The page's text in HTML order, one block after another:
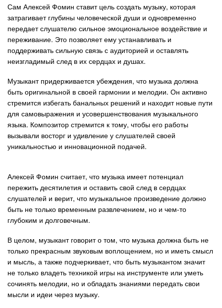
Сам Алексей Фомин ставит цель создать музыку, которая
затрагивает глубины человеческой души и одновременно
передает слушателю сильное эмоциональное воздействие и
переживание. Это позволяет ему устанавливать и
поддерживать сильную связь с аудиторией и оставлять
неизгладимый след в их сердцах и душах.
Музыкант придерживается убеждения, что музыка должна
быть оригинальной в своей гармонии и мелодии. Он активно
стремится избегать банальных решений и находит новые пути
для самовыражения и усовершенствования музыкального
языка. Композитор стремится к тому, чтобы его работы
вызывали восторг и удивление у слушателей своей
уникальностью и инновационной подачей.
Алексей Фомин считает, что музыка имеет потенциал
пережить десятилетия и оставить свой след в сердцах
слушателей и верит, что музыкальное произведение должно
быть не только временным развлечением, но и чем-то
глубоким и долговечным.
В целом, музыкант говорит о том, что музыка должна быть не
только прекрасным звуковым воплощением, но и иметь смысл
и мысль, а также подчеркивает, что быть музыкантом значит
не только владеть техникой игры на инструменте или уметь
сочинять мелодии, но и обладать знаниями передать свои
мысли и идеи через музыку.